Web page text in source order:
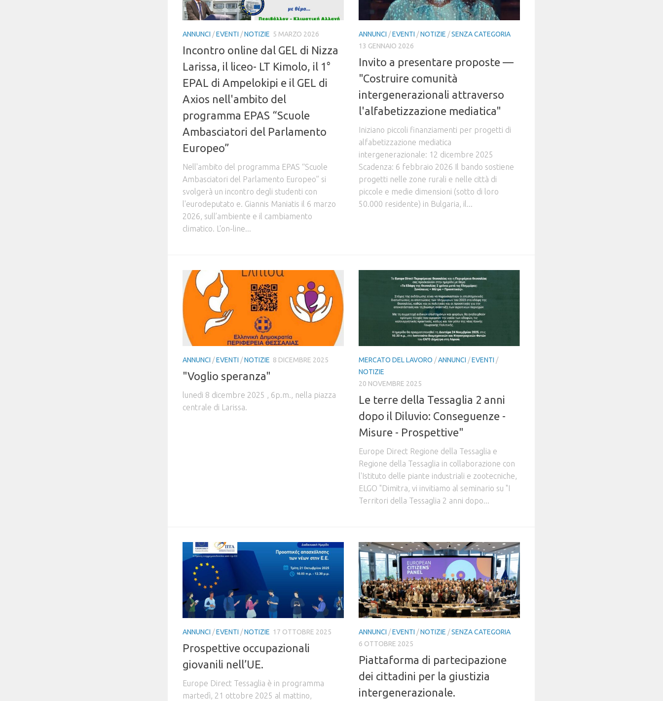
ANNUNCI /EVENTI /NOTIZIE 5 MARZO 2026
Incontro online dal GEL di Nizza
Larissa, il liceo- LT Kimolo, il 1°
EPAL di Ampelokipi e il GEL di
Axios nell'ambito del
programma EPAS “Scuole
Ambasciatori del Parlamento
Europeo”
Nell'ambito del programma EPAS “Scuole
Ambasciatori del Parlamento Europeo” si
svolgerà un incontro degli studenti con
l'eurodeputato e. Giannis Maniatis il 6 marzo
2026, sull’ambiente e il cambiamento
climatico. L'on-line...
ANNUNCI /EVENTI /NOTIZIE /SENZA CATEGORIA
13 GENNAIO 2026
Invito a presentare proposte —
"Costruire comunità
intergenerazionali attraverso
l'alfabetizzazione mediatica"
Iniziano piccoli finanziamenti per progetti di
alfabetizzazione mediatica
intergenerazionale: 12 dicembre 2025
Scadenza: 6 febbraio 2026 Il bando sostiene
progetti nelle zone rurali e nelle città di
piccole e medie dimensioni (sotto di loro
50.000 residente) in Bulgaria, il...
ANNUNCI /EVENTI /NOTIZIE 8 DICEMBRE 2025
"Voglio speranza"
lunedi 8 dicembre 2025 , 6p.m., nella piazza
centrale di Larissa.
MERCATO DEL LAVORO /ANNUNCI /EVENTI /
NOTIZIE
20 NOVEMBRE 2025
Le terre della Tessaglia 2 anni
dopo il Diluvio: Conseguenze -
Misure - Prospettive"
Europe Direct Regione della Tessaglia e
Regione della Tessaglia in collaborazione con
l'Istituto delle piante industriali e zootecniche,
ELGO "Dimitra, vi invitiamo al seminario su "I
Territori della Tessaglia 2 anni dopo...
ANNUNCI /EVENTI /NOTIZIE 17 OTTOBRE 2025
Prospettive occupazionali
giovanili nell’UE.
Europe Direct Tessaglia è in programma
martedì, 21 ottobre 2025 al mattino,
ANNUNCI /EVENTI /NOTIZIE /SENZA CATEGORIA
6 OTTOBRE 2025
Piattaforma di partecipazione
dei cittadini per la giustizia
intergenerazionale.